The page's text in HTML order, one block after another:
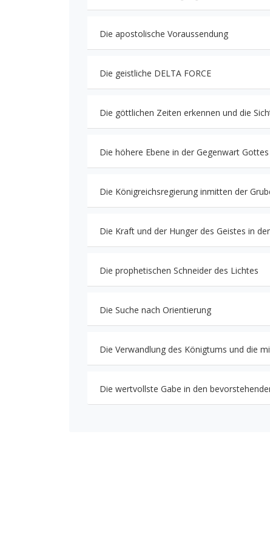
Die apostolische Voraussendung
Die geistliche DELTA FORCE
Die göttlichen Zeiten erkennen und die
Die höhere Ebene in der Gegenwart
Die Königreichsregierung inmitten der
Die Kraft und der Hunger des Geistes in
Die prophetischen Schneider des Lichtes
Die Suche nach Orientierung
Die Verwandlung des Königtums und die
Die wertvollste Gabe in den